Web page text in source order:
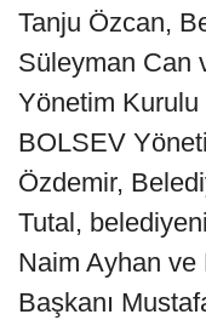
Tanju Özcan,
Süleyman Can
Yönetim Kurulu
BOLSEV
Özdemir,
Tutal,
Naim Ayhan ve
Başkanı